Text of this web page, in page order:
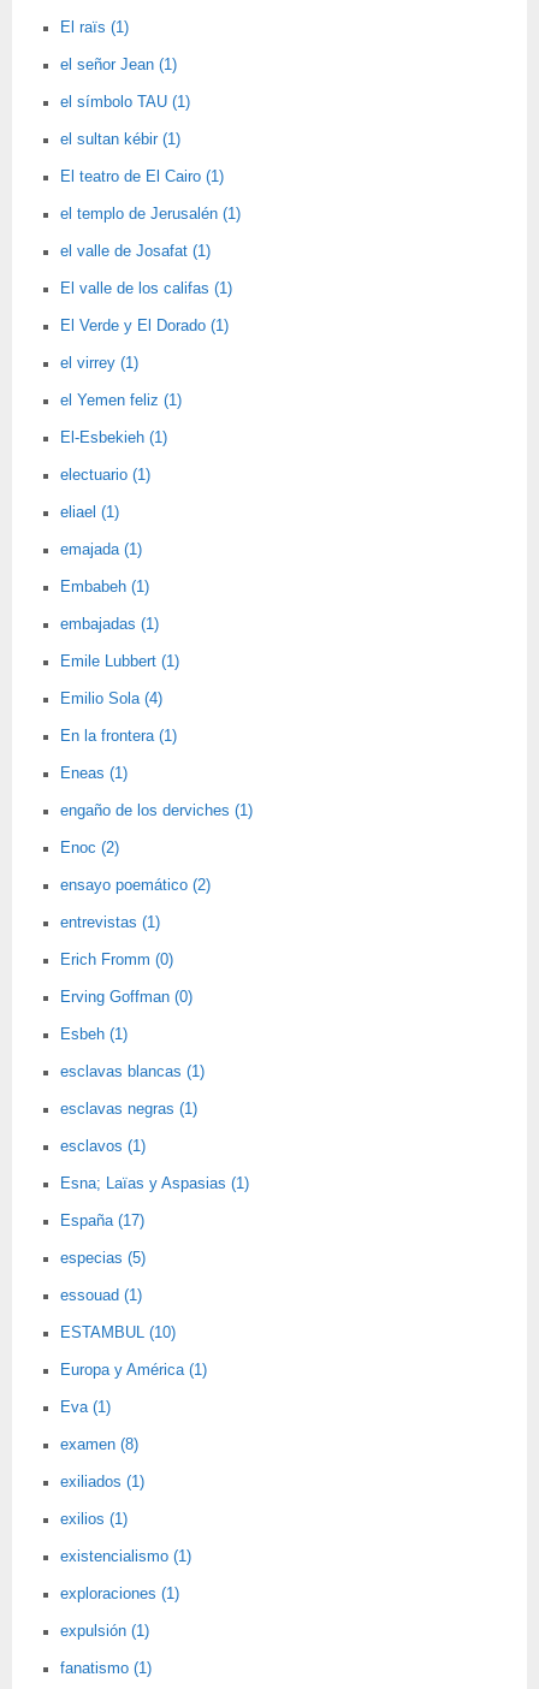
El raïs (1)
el señor Jean (1)
el símbolo TAU (1)
el sultan kébir (1)
El teatro de El Cairo (1)
el templo de Jerusalén (1)
el valle de Josafat (1)
El valle de los califas (1)
El Verde y El Dorado (1)
el virrey (1)
el Yemen feliz (1)
El-Esbekieh (1)
electuario (1)
eliael (1)
emajada (1)
Embabeh (1)
embajadas (1)
Emile Lubbert (1)
Emilio Sola (4)
En la frontera (1)
Eneas (1)
engaño de los derviches (1)
Enoc (2)
ensayo poemático (2)
entrevistas (1)
Erich Fromm (0)
Erving Goffman (0)
Esbeh (1)
esclavas blancas (1)
esclavas negras (1)
esclavos (1)
Esna; Laïas y Aspasias (1)
España (17)
especias (5)
essouad (1)
ESTAMBUL (10)
Europa y América (1)
Eva (1)
examen (8)
exiliados (1)
exilios (1)
existencialismo (1)
exploraciones (1)
expulsión (1)
fanatismo (1)